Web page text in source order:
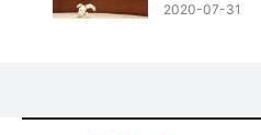
2020-07-31